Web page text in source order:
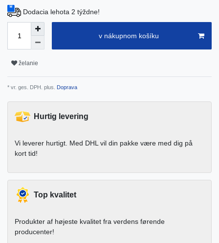
Dodacia lehota 2 týždne!
v nákupnom košíku
želanie
* vr. ges. DPH. plus. Doprava
Hurtig levering
Vi leverer hurtigt. Med DHL vil din pakke være med dig på
kort tid!
Top kvalitet
Produkter af højeste kvalitet fra verdens førende
producenter!